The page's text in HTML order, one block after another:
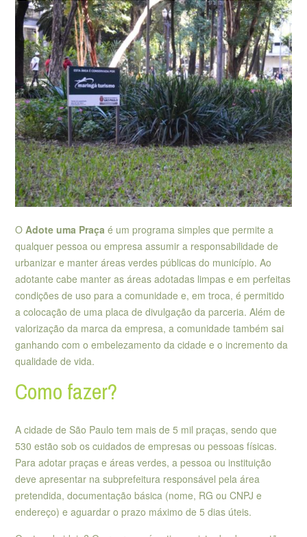
O Adote uma Praça é um programa simples que permite a
qualquer pessoa ou empresa assumir a responsabilidade de
urbanizar e manter áreas verdes públicas do município. Ao
adotante cabe manter as áreas adotadas limpas e em perfeitas
condições de uso para a comunidade e, em troca, é permitido
a colocação de uma placa de divulgação da parceria. Além de
valorização da marca da empresa, a comunidade também sai
ganhando com o embelezamento da cidade e o incremento da
qualidade de vida.
Como fazer?
A cidade de São Paulo tem mais de 5 mil praças, sendo que
530 estão sob os cuidados de empresas ou pessoas físicas.
Para adotar praças e áreas verdes, a pessoa ou instituição
deve apresentar na subprefeitura responsável pela área
pretendida, documentação básica (nome, RG ou CNPJ e
endereço) e aguardar o prazo máximo de 5 dias úteis.